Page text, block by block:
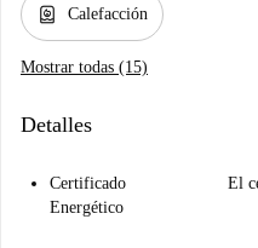
water_heater Calefacción
Mostrar todas (15)
Detalles
Certificado
Energético
El